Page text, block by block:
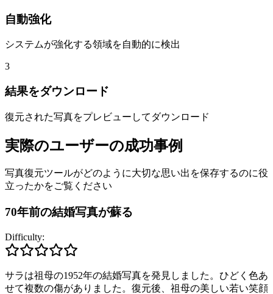
自動強化
システムが強化する領域を自動的に検出
3
結果をダウンロード
復元された写真をプレビューしてダウンロード
実際のユーザーの成功事例
写真復元ツールがどのように大切な思い出を保存するのに役
立ったかをご覧ください
70年前の結婚写真が蘇る
Difficulty:
サラは祖母の1952年の結婚写真を発見しました。ひどく色あ
せて複数の傷がありました。復元後、祖母の美しい若い笑顔